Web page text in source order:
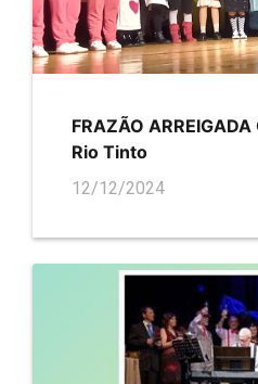
FRAZÃO
Rio Tinto
12/12/2024